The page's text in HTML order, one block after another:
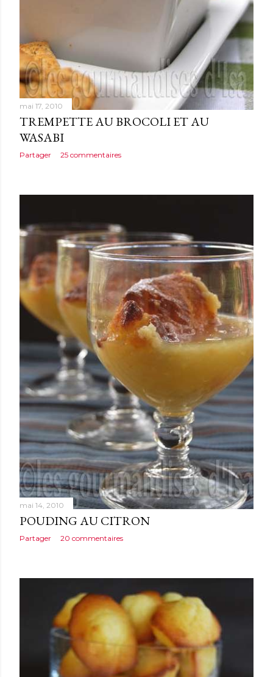
mai 17, 2010
TREMPETTE AU BROCOLI ET AU
WASABI
Partager 25 commentaires
mai 14, 2010
POUDING AU CITRON
Partager 20 commentaires